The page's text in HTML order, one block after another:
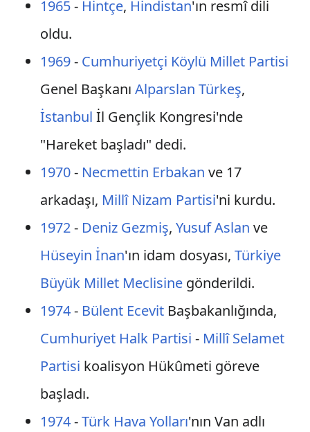
1965- Hintçe, Hindistan'ın resmî dili
oldu.
1969- Cumhuriyetçi Köylü Millet Partisi
Genel Başkanı Alparslan Türkeş,
İstanbul İl Gençlik Kongresi'nde
"Hareket başladı" dedi.
1970- Necmettin Erbakan ve 17
arkadaşı, Millî Nizam Partisi'ni kurdu.
1972- Deniz Gezmiş, Yusuf Aslan ve
Hüseyin İnan'ın idam dosyası, Türkiye
Büyük Millet Meclisinegönderildi.
1974- Bülent EcevitBaşbakanlığında,
Cumhuriyet Halk Partisi - Millî Selamet
Partisi koalisyon Hükûmeti göreve
başladı.
1974-Türk Hava Yolları'nın Van adlı